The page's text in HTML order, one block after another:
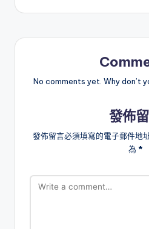
No comments yet. Why don’t
發佈
發佈留言必須填寫的電子郵件地
為 *